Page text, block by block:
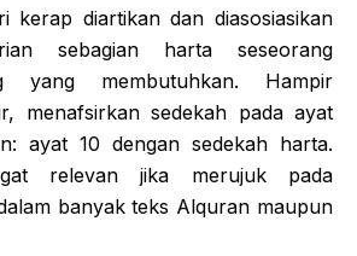
kerap diartikan dan diasosiasikan
sebagian harta seseorang
yang membutuhkan. Hampir
menafsirkan sedekah pada ayat
ayat 10 dengan sedekah harta.
relevan jika merujuk pada
banyak teks Alquran maupun